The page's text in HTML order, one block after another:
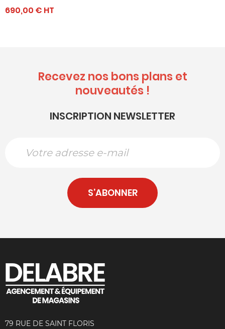
690,00 € HT
Recevez nos bons plans et
nouveautés !
INSCRIPTION NEWSLETTER
S’ABONNER
79 RUE DE SAINT FLORIS